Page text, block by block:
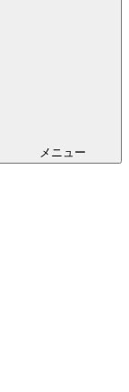
メニュー